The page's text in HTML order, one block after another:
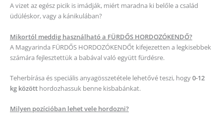
A vizet az egész picik is imádják, miért maradna ki belőle a család
üdüléskor, vagy a kánikulában?
Mikortól meddig használható a FÜRDŐS HORDOZÓKENDŐ?
A Magyarinda FÜRDŐS HORDOZÓKENDŐt kifejezetten a legkisebbek
számára fejlesztettük a babával való együtt fürdésre.
Teherbírása és speciális anyagösszetétele lehetővé teszi, hogy0-12
kg között hordozhassuk benne kisbabánkat.
Milyen pozícióban lehet vele hordozni?